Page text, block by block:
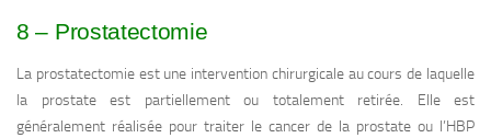
8 – Prostatectomie
La prostatectomie est une intervention chirurgicale au cours de laquelle
la prostate est partiellement ou totalement retirée. Elle est
généralement réalisée pour traiter le cancer de la prostate ou l’HBP